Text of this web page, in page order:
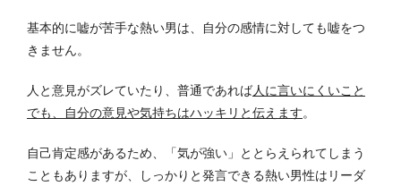
基本的に嘘が苦手な熱い男は、自分の感情に対しても嘘をつ
きません。
人と意見がズレていたり、普通であれば人に言いにくいこと
でも、自分の意見や気持ちはハッキリと伝えます。
自己肯定感があるため、「気が強い」ととらえられてしまう
こともありますが、しっかりと発言できる熱い男性はリーダ